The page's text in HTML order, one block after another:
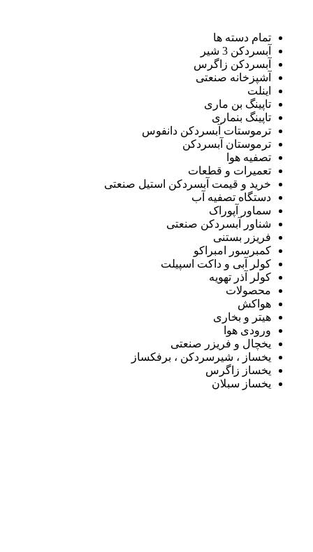
تمام دسته ها
آبسردکن 3 شیر
آبسردکن زاگرس
آشپزخانه صنعتی
اینلت
تاپینگ بن ماری
تاپینگ بنماری
ترموستات آبسردکن دانفوس
ترموستان آبسردکن
تصفیه هوا
تعمیرات و قطعات
خرید و قیمت آبسردکن استیل صنعتی
دستگاه تصفیه آب
سماور آپوراک
شناور آبسردکن صنعتی
فریزر بستنی
کمبرسور امبراکو
کولر آبی و داکت اسپیلت
کولر آذر تهویه
محصولات
هواکش
هیتر و بخاری
ورودی هوا
یخچال و فریزر صنعتی
یخساز ، شیرسردکن ، برفکساز
یخساز زاگرس
یخساز سبلان